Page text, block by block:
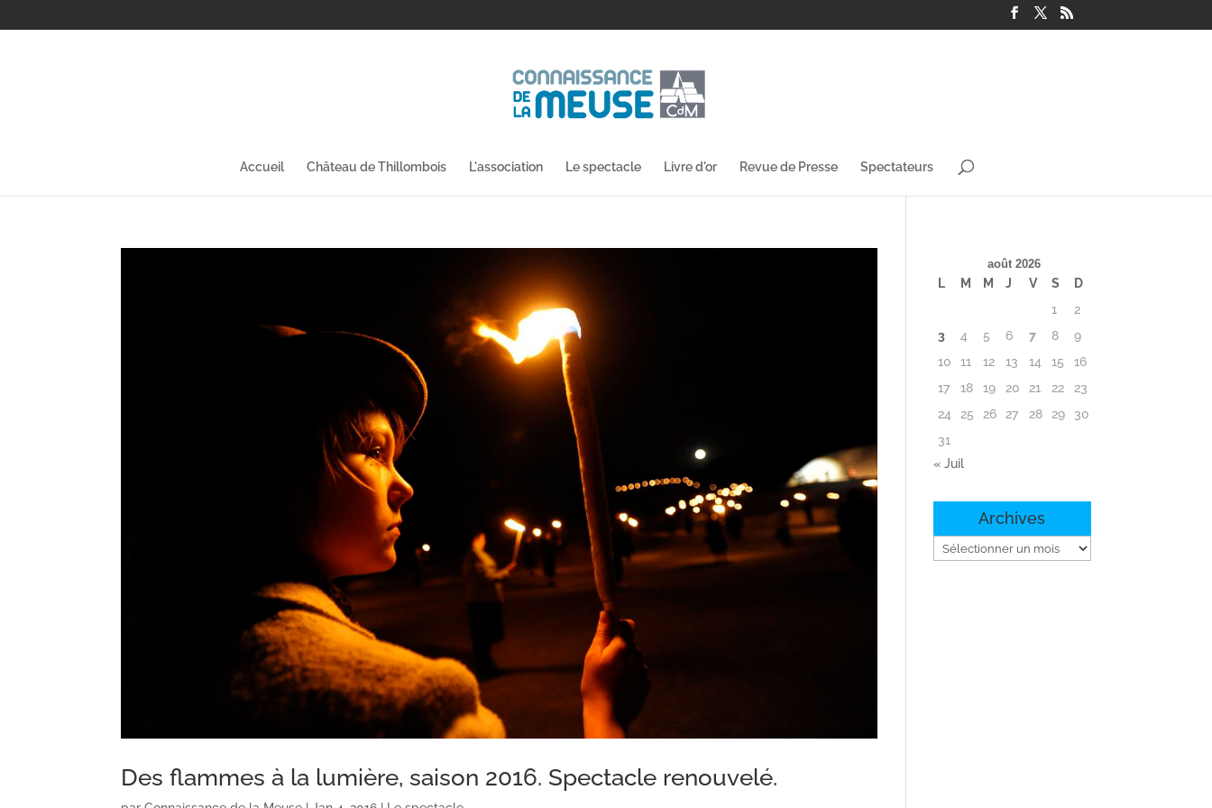
Accueil Château de Thillombois L'association Le spectacle Livre d'or Revue de Presse Spectateurs
Des flammes à la lumière, saison 2016. Spectacle renouvelé.
août 2026
L M M J V S
D
1
2
3
4 5 6 7 8
9
10
11 12 13 14 15
16
17
18 19 20 21 22
23
24
25 26 27 28 29
30
31
« Juil
Archives
Archives